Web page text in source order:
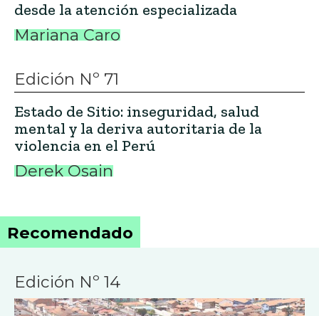
desde la atención especializada
Mariana Caro
Edición Nº 71
Estado de Sitio: inseguridad, salud
mental y la deriva autoritaria de la
violencia en el Perú
Derek Osain
Recomendado
Edición Nº 14